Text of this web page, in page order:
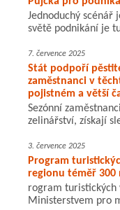
Jednoduchý scénář
světě podnikání je
7. července 2025
Stát podpoří
zaměstnanci v
pojistném a větší
Sezónní
zelinářství, získají
3. července 2025
Program
regionu téměř
rogram turistických
Ministerstvem pro